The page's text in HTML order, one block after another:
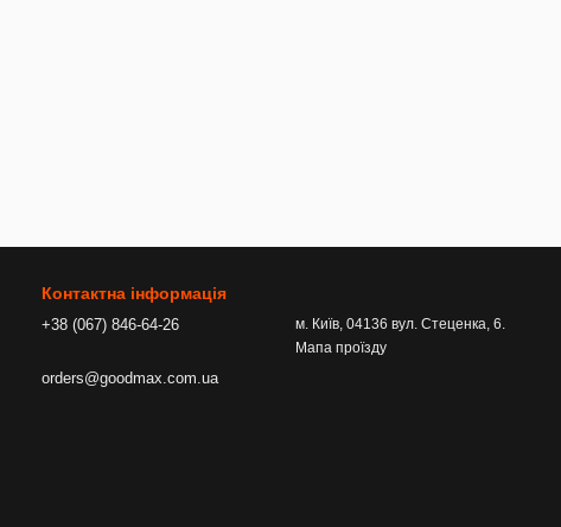
Контактна інформація
+38 (067) 846-64-26
orders@goodmax.com.ua
м. Київ, 04136 вул. Стеценка, 6.
Мапа проїзду